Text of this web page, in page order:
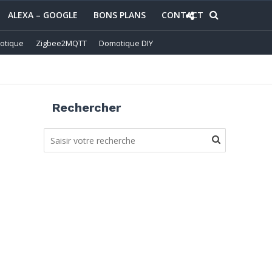
ALEXA – GOOGLE BONS PLANS CONTACT
Zigbee2MQTT Domotique DIY
Rechercher